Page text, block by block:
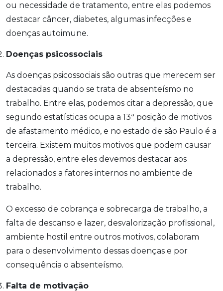
ou necessidade de tratamento, entre elas podemos
destacar câncer, diabetes, algumas infecções e
doenças autoimune.
Doenças psicossociais
As doenças psicossociais são outras que merecem ser
destacadas quando se trata de absenteísmo no
trabalho. Entre elas, podemos citar a depressão, que
segundo estatísticas ocupa a 13ª posição de motivos
de afastamento médico, e no estado de são Paulo é a
terceira. Existem muitos motivos que podem causar
a depressão, entre eles devemos destacar aos
relacionados a fatores internos no ambiente de
trabalho.
O excesso de cobrança e sobrecarga de trabalho, a
falta de descanso e lazer, desvalorização profissional,
ambiente hostil entre outros motivos, colaboram
para o desenvolvimento dessas doenças e por
consequência o absenteísmo.
Falta de motivação